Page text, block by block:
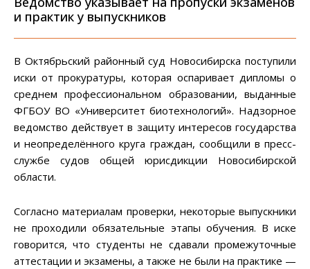
и практик у выпускников
В Октябрьский районный суд Новосибирска поступили
иски от прокуратуры, которая оспаривает дипломы о
среднем профессиональном образовании, выданные
ФГБОУ ВО «Университет биотехнологий». Надзорное
ведомство действует в защиту интересов государства
и неопределённого круга граждан, сообщили в пресс-
службе судов общей юрисдикции Новосибирской
области.
Согласно материалам проверки, некоторые выпускники
не проходили обязательные этапы обучения. В иске
говорится, что студенты не сдавали промежуточные
аттестации и экзамены, а также не были на практике —